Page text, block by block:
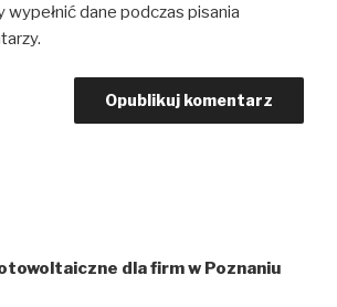
dane podczas pisania
dla firm w Poznaniu